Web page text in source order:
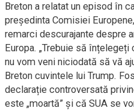
Breton a relatat un episod în
președinta Comisiei
remarci descurajante despre
Europa. „Trebuie să
nu vom veni niciodată să vă
Breton cuvintele lui Trump.
declarație controversată
este „moartă” și că SUA se